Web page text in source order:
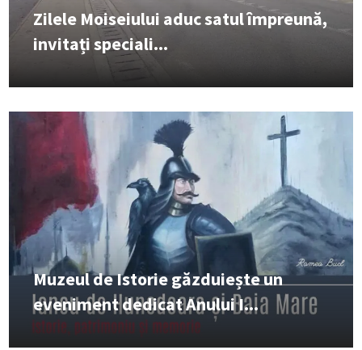
Zilele Moiseiului aduc satul împreună,
invitați speciali...
Muzeul de Istorie găzduiește un
eveniment dedicat Anului I...